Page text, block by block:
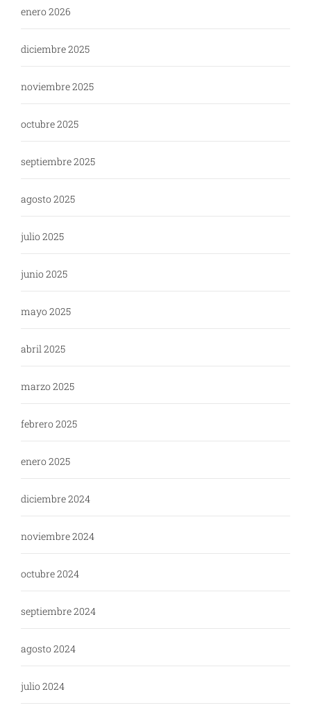
enero 2026
diciembre 2025
noviembre 2025
octubre 2025
septiembre 2025
agosto 2025
julio 2025
junio 2025
mayo 2025
abril 2025
marzo 2025
febrero 2025
enero 2025
diciembre 2024
noviembre 2024
octubre 2024
septiembre 2024
agosto 2024
julio 2024